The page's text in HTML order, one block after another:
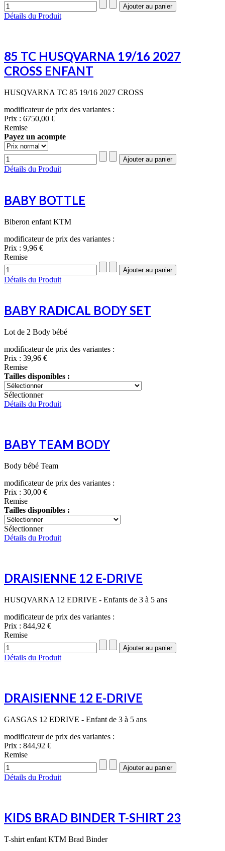
Détails du Produit
85 TC HUSQVARNA 19/16 2027
CROSS ENFANT
HUSQVARNA TC 85 19/16 2027 CROSS
modificateur de prix des variantes :
Prix : 6750,00 €
Remise
Payez un acompte
Détails du Produit
BABY BOTTLE
Biberon enfant KTM
modificateur de prix des variantes :
Prix : 9,96 €
Remise
Détails du Produit
BABY RADICAL BODY SET
Lot de 2 Body bébé
modificateur de prix des variantes :
Prix : 39,96 €
Remise
Tailles disponibles :
Sélectionner
Détails du Produit
BABY TEAM BODY
Body bébé Team
modificateur de prix des variantes :
Prix : 30,00 €
Remise
Tailles disponibles :
Sélectionner
Détails du Produit
DRAISIENNE 12 E-DRIVE
HUSQVARNA 12 EDRIVE - Enfants de 3 à 5 ans
modificateur de prix des variantes :
Prix : 844,92 €
Remise
Détails du Produit
DRAISIENNE 12 E-DRIVE
GASGAS 12 EDRIVE - Enfant de 3 à 5 ans
modificateur de prix des variantes :
Prix : 844,92 €
Remise
Détails du Produit
KIDS BRAD BINDER T-SHIRT 23
T-shirt enfant KTM Brad Binder